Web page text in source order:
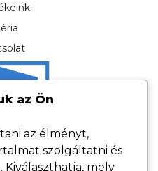
az Ön
az élményt,
szolgáltatni és
mely